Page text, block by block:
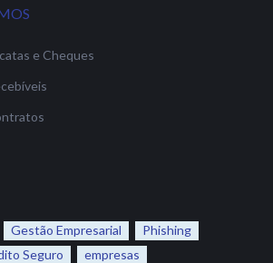
e Cheques
Gestão Empresarial
Phishing
Seguro
empresas